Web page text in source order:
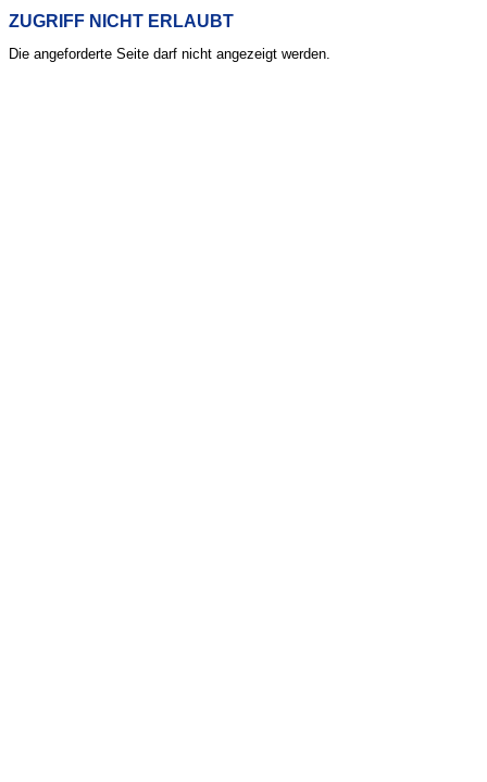
ZUGRIFF NICHT ERLAUBT
Die angeforderte Seite darf nicht angezeigt werden.